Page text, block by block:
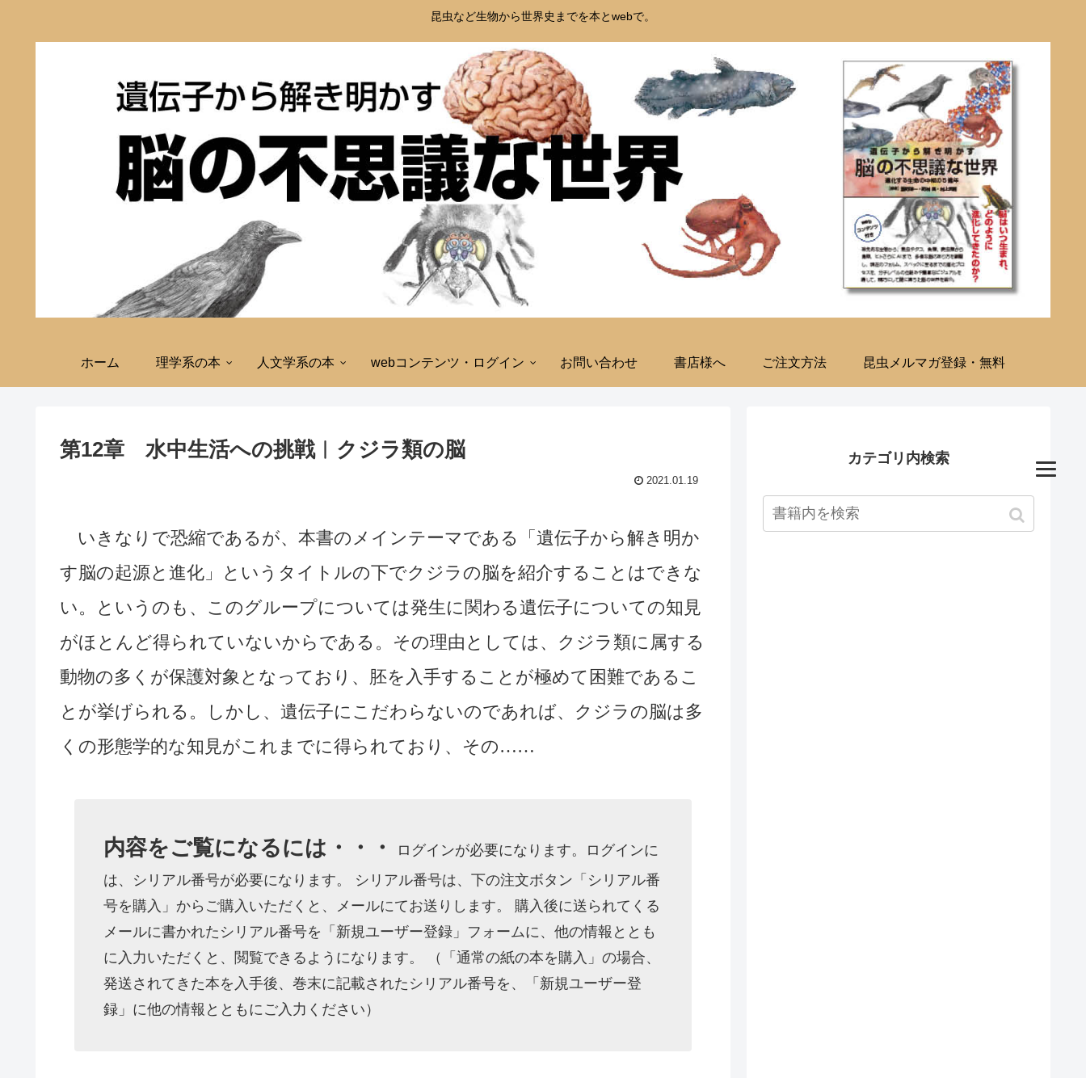
昆虫など生物から世界史までを本とwebで。
ホーム 理学系の本 人文学系の本 webコンテンツ・ログイン お問い合わせ 書店様へ ご注文方法 昆虫メルマガ登録・無料
第12章 水中生活への挑戦︱クジラ類の脳
2021.01.19
いきなりで恐縮であるが、本書のメインテーマである「遺伝子から解き明か
す脳の起源と進化」というタイトルの下でクジラの脳を紹介することはできな
い。というのも、このグループについては発生に関わる遺伝子についての知見
がほとんど得られていないからである。その理由としては、クジラ類に属する
動物の多くが保護対象となっており、胚を入手することが極めて困難であるこ
とが挙げられる。しかし、遺伝子にこだわらないのであれば、クジラの脳は多
くの形態学的な知見がこれまでに得られており、その……
内容をご覧になるには・・・
ログインが必要になります。ログインに
は、シリアル番号が必要になります。 シリアル番号は、下の注文ボタン「シリアル番
号を購入」からご購入いただくと、メールにてお送りします。 購入後に送られてくる
メールに書かれたシリアル番号を「新規ユーザー登録」フォームに、他の情報ととも
に入力いただくと、閲覧できるようになります。 （「通常の紙の本を購入」の場合、
発送されてきた本を入手後、巻末に記載されたシリアル番号を、「新規ユーザー登
録」に他の情報とともにご入力ください）
カテゴリ内検索